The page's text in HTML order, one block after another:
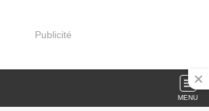
Publicité
MENU